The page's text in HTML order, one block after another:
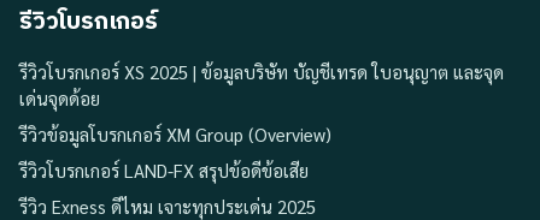
รีวิวโบรกเกอร์
รีวิวโบรกเกอร์ XS 2025 | ข้อมูลบริษัท บัญชีเทรด ใบอนุญาต และจุด
เด่นจุดด้อย
รีวิวข้อมูลโบรกเกอร์ XM Group (Overview)
รีวิวโบรกเกอร์ LAND-FX สรุปข้อดีข้อเสีย
รีวิว Exness ดีไหม เจาะทุกประเด่น 2025